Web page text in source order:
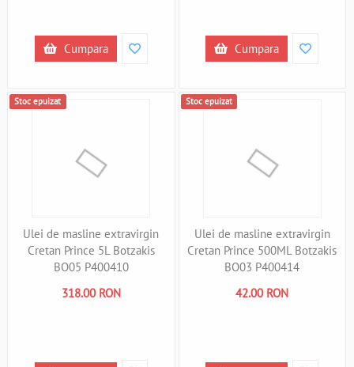
Cumpara Cumpara
Stoc epuizat
Ulei de masline extravirgin
Cretan Prince 5L Botzakis
BO05 P400410
318.00 RON
Stoc epuizat
Ulei de masline extravirgin
Cretan Prince 500ML Botzakis
BO03 P400414
42.00 RON